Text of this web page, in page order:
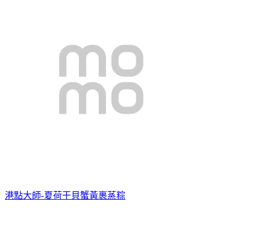
港點大師-夏荷干貝蟹黃裹蒸粽